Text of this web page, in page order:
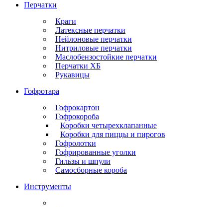
Перчатки
Краги
Латексные перчатки
Нейлоновые перчатки
Нитриловые перчатки
Маслобензостойкие перчатки
Перчатки ХБ
Рукавицы
Гофротара
Гофрокартон
Гофрокороба
Коробки четырехклапанные
Коробки для пиццы и пирогов
Гофролотки
Гофрированные уголки
Гильзы и шпули
Самосборные короба
Инструменты